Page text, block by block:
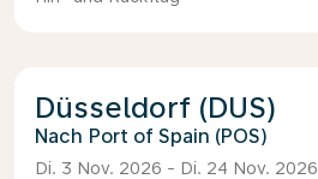
Düsseldorf (DUS)
Port of Spain (POS)
Di. 3 Nov. 2026 - Di. 24 Nov. 2026